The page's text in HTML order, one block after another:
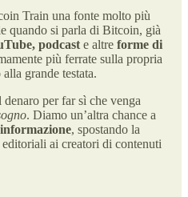
Train una fonte molto più
quando si parla di Bitcoin, già
podcast e altre forme di
più ferrate sulla propria
grande testata.
per far sì che venga
. Diamo un’altra chance a
, spostando la
ai creatori di contenuti